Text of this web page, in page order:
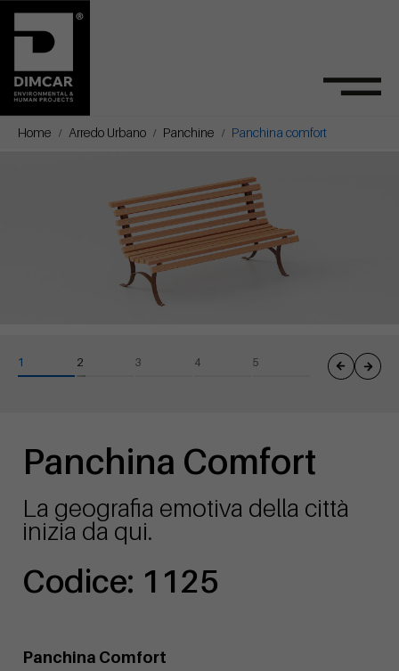
Home Arredo Urbano Panchine Panchina comfort
Panchina Comfort
La geografia emotiva della città
inizia da qui.
Codice: 1125
Panchina Comfort